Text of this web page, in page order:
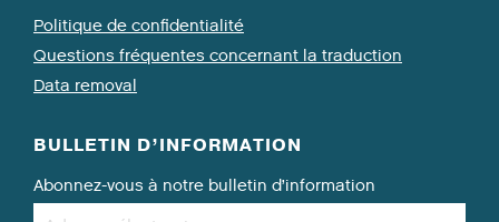
Politique de confidentialité
Questions fréquentes concernant la traduction
Data removal
BULLETIN D’INFORMATION
Abonnez-vous à notre bulletin d’information